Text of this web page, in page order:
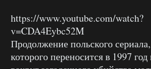
https://www.youtube.com/watch?
v=CDA4Eybc52M
Продолжение польского
которого переносится в 1997